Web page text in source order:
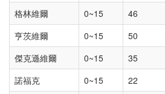
格林維爾
0~15 46
亨茨維爾
0~15 50
傑克遜維爾
0~15 35
諾福克
0~15 22